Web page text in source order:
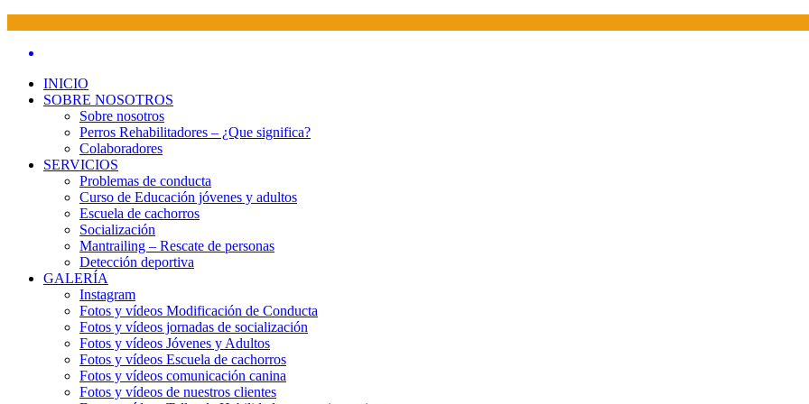
INICIO
SOBRE NOSOTROS
Sobre nosotros
Perros Rehabilitadores – ¿Que significa?
Colaboradores
SERVICIOS
Problemas de conducta
Curso de Educación jóvenes y adultos
Escuela de cachorros
Socialización
Mantrailing – Rescate de personas
Detección deportiva
GALERÍA
Instagram
Fotos y vídeos Modificación de Conducta
Fotos y vídeos jornadas de socialización
Fotos y vídeos Jóvenes y Adultos
Fotos y vídeos Escuela de cachorros
Fotos y vídeos comunicación canina
Fotos y vídeos de nuestros clientes